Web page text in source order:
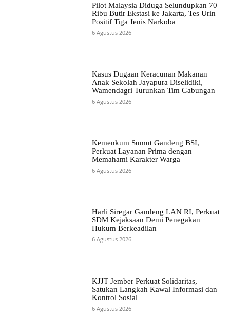
Pilot Malaysia Diduga Selundupkan 70
Ribu Butir Ekstasi ke Jakarta, Tes Urin
Positif Tiga Jenis Narkoba
6 Agustus 2026
Kasus Dugaan Keracunan Makanan
Anak Sekolah Jayapura Diselidiki,
Wamendagri Turunkan Tim Gabungan
6 Agustus 2026
Kemenkum Sumut Gandeng BSI,
Perkuat Layanan Prima dengan
Memahami Karakter Warga
6 Agustus 2026
Harli Siregar Gandeng LAN RI, Perkuat
SDM Kejaksaan Demi Penegakan
Hukum Berkeadilan
6 Agustus 2026
KJJT Jember Perkuat Solidaritas,
Satukan Langkah Kawal Informasi dan
Kontrol Sosial
6 Agustus 2026